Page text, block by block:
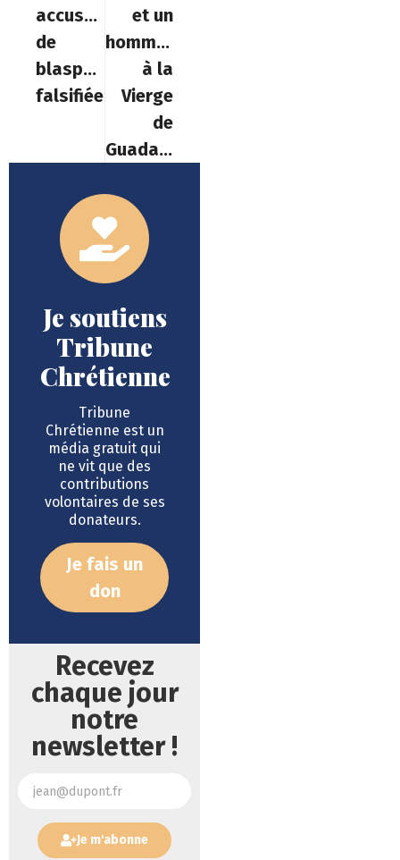
accusation
de
blasphème
falsifiée
et un
hommage
à la
Vierge
de
Guadalupe
Je soutiens
Tribune
Chrétienne
Tribune
Chrétienne est un
média gratuit qui
ne vit que des
contributions
volontaires de ses
donateurs.
Je fais un
don
Recevez
chaque jour
notre
newsletter !
Je m'abonne